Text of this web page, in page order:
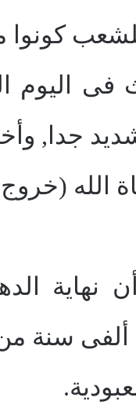
كونوا
فى اليوم
جدا,
(خروج 19: 10 – 17).
نهاية
ألفى سنة